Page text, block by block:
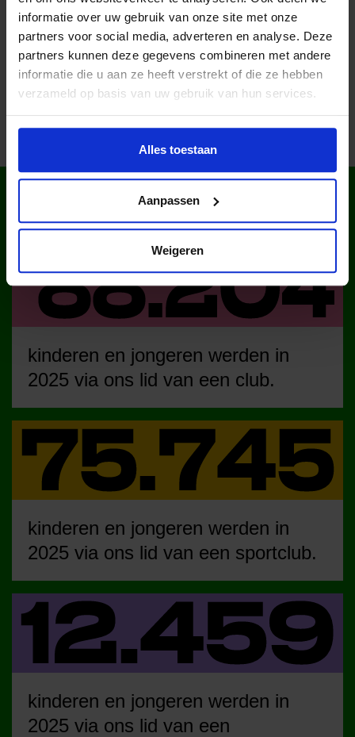
informatie over uw gebruik van onze site met onze
partners voor social media, adverteren en analyse. Deze
partners kunnen deze gegevens combineren met andere
informatie die u aan ze heeft verstrekt of die ze hebben
verzameld op basis van uw gebruik van hun services.
Alles toestaan
Aanpassen
Weigeren
Deel dit bericht op social media!
WIST JE DAT IN
NEDERLAND?
kinderen en jongeren werden in
2025 via ons lid van een club.
kinderen en jongeren werden in
2025 via ons lid van een sportclub.
kinderen en jongeren werden in
2025 via ons lid van een